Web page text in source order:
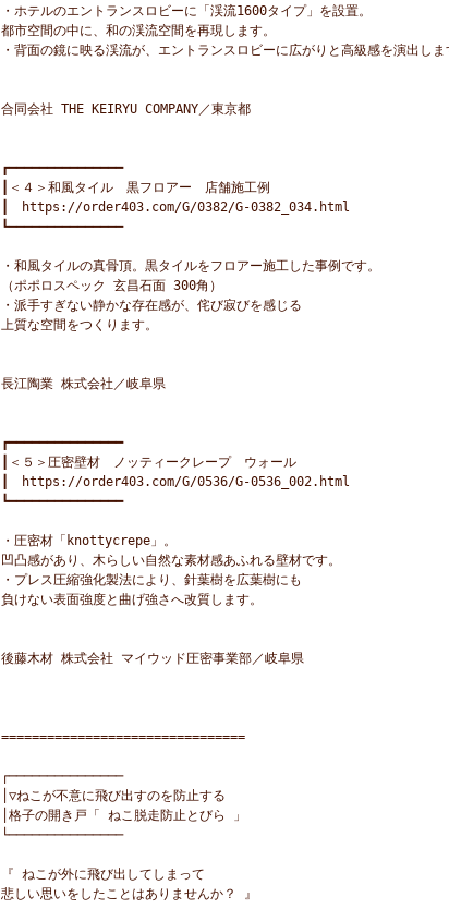
・ホテルのエントランスロビーに「渓流1600タイプ」を設置。
都市空間の中に、和の渓流空間を再現します。
・背面の鏡に映る渓流が、エントランスロビーに広がりと高級感を演出しま
合同会社 THE KEIRYU COMPANY／東京都
┏━━━━━━━━━━━━━━━
┃＜４＞和風タイル　黒フロアー　店舗施工例
┃　https://order403.com/G/0382/G-0382_034.html
┗━━━━━━━━━━━━━━━
・和風タイルの真骨頂。黒タイルをフロアー施工した事例です。
（ポポロスペック 玄昌石面 300角）
・派手すぎない静かな存在感が、侘び寂びを感じる
上質な空間をつくります。
長江陶業 株式会社／岐阜県
┏━━━━━━━━━━━━━━━
┃＜５＞圧密壁材　ノッティークレープ　ウォール
┃　https://order403.com/G/0536/G-0536_002.html
┗━━━━━━━━━━━━━━━
・圧密材「knottycrepe」。
凹凸感があり、木らしい自然な素材感あふれる壁材です。
・プレス圧縮強化製法により、針葉樹を広葉樹にも
負けない表面強度と曲げ強さへ改質します。
後藤木材 株式会社 マイウッド圧密事業部／岐阜県
================================
┌───────────────
│▽ねこが不意に飛び出すのを防止する
│格子の開き戸「 ねこ脱走防止とびら 」
└───────────────
『 ねこが外に飛び出してしまって
悲しい思いをしたことはありませんか？ 』